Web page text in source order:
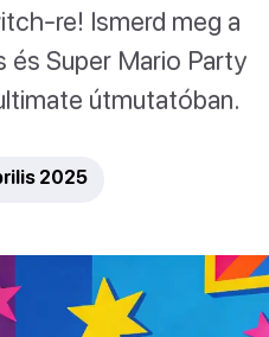
re! Ismerd meg a
és Super Mario Party
útmutatóban.
2025